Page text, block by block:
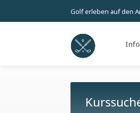
Golf erleben auf den